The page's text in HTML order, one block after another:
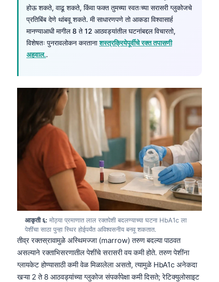
होऊ शकते, वाढू शकते, किंवा फक्त तुमच्या स्वतःच्या सरासरी ग्लुकोजचे
प्रतिबिंब देणे थांबवू शकते. मी साधारणपणे तो आकडा विश्वासार्ह
मानण्याआधी मागील 8 ते 12 आठवड्यांतील घटनांबद्दल विचारतो,
विशेषतः पुनरावलोकन करतानाशस्त्रक्रियेपूर्वीचे रक्त तपासणी
अहवाल..
आकृती ६: मोठ्या प्रमाणात लाल रक्तपेशी बदलण्याच्या घटना HbA1c ला
पेशींचा साठा पुन्हा स्थिर होईपर्यंत अविश्वसनीय बनवू शकतात.
तीव्र रक्तस्रावामुळे अस्थिमज्जा (marrow) तरुण बदल्या पाठवत
असल्याने रक्ताभिसरणातील पेशींचे सरासरी वय कमी होते. तरुण पेशींना
ग्लायकेट होण्यासाठी कमी वेळ मिळालेला असतो, त्यामुळे HbA1c अनेकदा
खऱ्या 2 ते 8 आठवड्यांच्या ग्लुकोज संपर्कापेक्षा कमी दिसते; रेटिक्युलोसाइट